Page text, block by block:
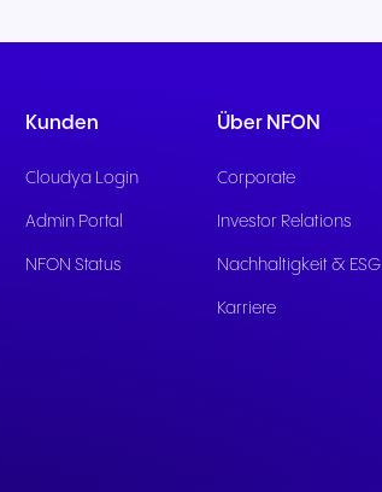
Kunden
Cloudya Login
Admin Portal
NFON Status
Über NFON
Corporate
Investor Relations
Nachhaltigkeit & ESG
Karriere